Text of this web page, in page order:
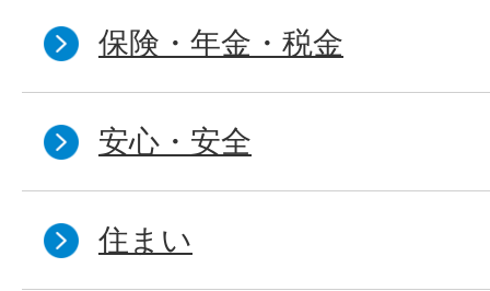
保険・年金・税金
安心・安全
住まい